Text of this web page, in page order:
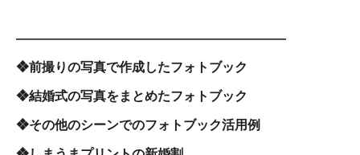
―――――――――――――――――――――
❖前撮りの写真で作成したフォトブック
❖結婚式の写真をまとめたフォトブック
❖その他のシーンでのフォトブック活用例